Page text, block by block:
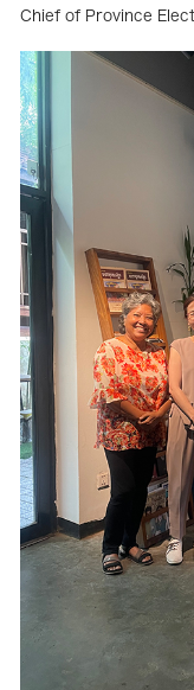
Chief of Province